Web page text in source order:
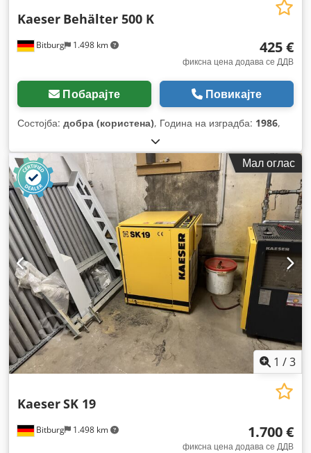
Bitburg 1.498 km
Kaeser Behälter 500 K
425 €
фиксна цена додава се ДДВ
Побарајте Повикајте
Состојба: добра (користена), Година на изградба: 1986,
Мал оглас
1 /3
Bitburg 1.498 km
KaeserSK 19
1.700 €
фиксна цена додава се ДДВ